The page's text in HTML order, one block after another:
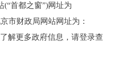
首都之窗”)网址为
市财政局网站网址为：
解更多政府信息，请登录查